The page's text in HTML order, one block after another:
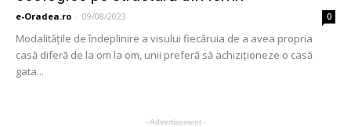
e-Oradea.ro - 09/08/2023 0
Modalităţile de îndeplinire a visului fiecăruia de a avea propria
casă diferă de la om la om, unii preferă să achiziţioneze o casă
gata...
- Advertisement -